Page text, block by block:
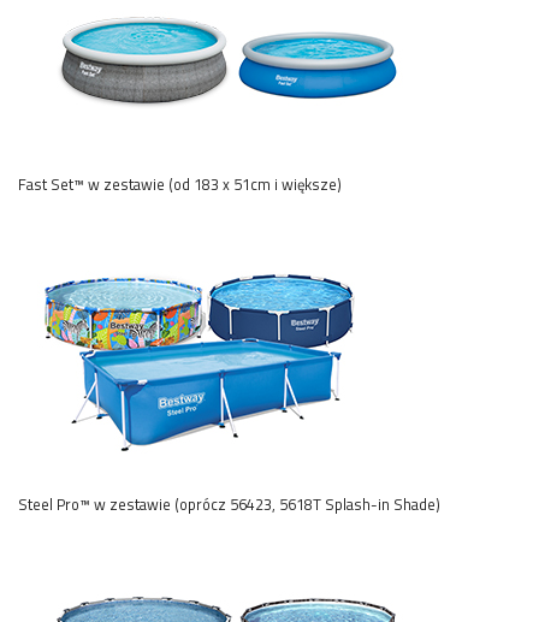
Fast Set™ w zestawie (od 183 x 51cm i większe)
Steel Pro™ w zestawie (oprócz 56423, 5618T Splash-in Shade)